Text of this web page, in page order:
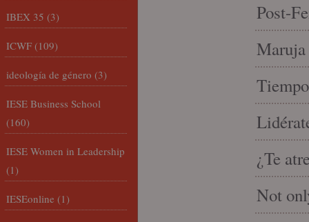
Post-
Maruja
¿Te
Not
IBEX 35 (3)
ICWF (109)
ideología de género (3)
IESE Business School
(160)
IESE Women in Leadership
(1)
IESEonline (1)